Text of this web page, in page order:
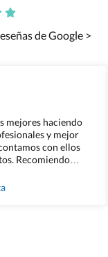
de Google >
mejores haciendo
y mejor
con ellos
Recomiendo